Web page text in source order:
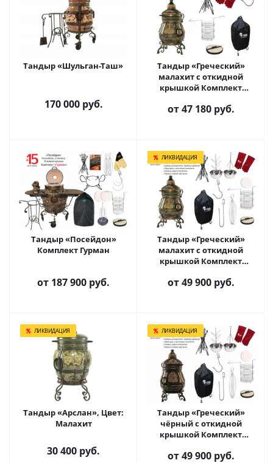
Тандыр «Шульган-Таш»
170 000руб.
Тандыр «Греческий»
малахит с откидной
крышкой Комплект
от47 180 руб.
Тандыр «Посейдон»
Комплект Гурман
от 187 900 руб.
ЛИКВИДАЦИЯ
Тандыр «Греческий»
малахит с откидной
крышкой Комплект
от49 900 руб.
ЛИКВИДАЦИЯ
Тандыр «Арслан», Цвет:
Малахит
30 400 руб.
ЛИКВИДАЦИЯ
Тандыр «Греческий»
чёрный с откидной
крышкой Комплект
от49 900 руб.